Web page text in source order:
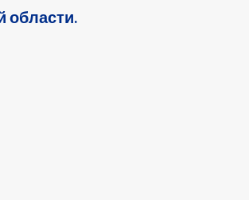
области.